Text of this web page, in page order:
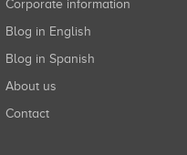
Corporate information
Blog in English
Blog in Spanish
About us
Contact